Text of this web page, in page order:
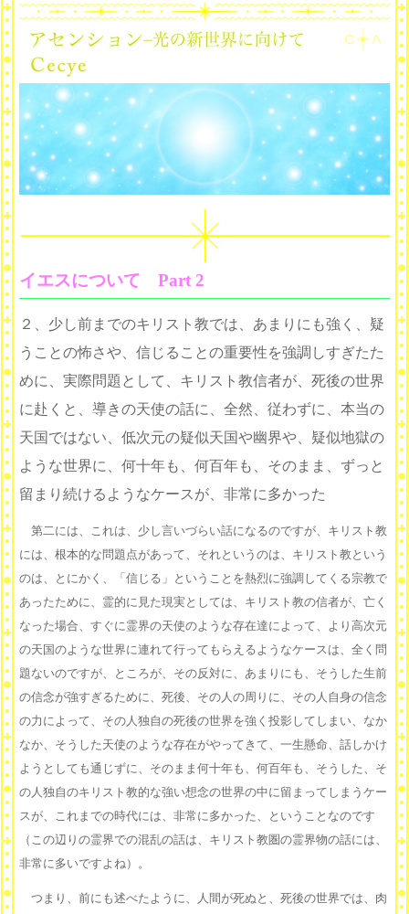
イエスについて Part 2
２、少し前までのキリスト教では、あまりにも強く、疑
うことの怖さや、信じることの重要性を強調しすぎたた
めに、実際問題として、キリスト教信者が、死後の世界
に赴くと、導きの天使の話に、全然、従わずに、本当の
天国ではない、低次元の疑似天国や幽界や、疑似地獄の
ような世界に、何十年も、何百年も、そのまま、ずっと
留まり続けるようなケースが、非常に多かった
第二には、これは、少し言いづらい話になるのですが、キリスト教
には、根本的な問題点があって、それというのは、キリスト教という
のは、とにかく、「信じる」ということを熱烈に強調してくる宗教で
あったために、霊的に見た現実としては、キリスト教の信者が、亡く
なった場合、すぐに霊界の天使のような存在達によって、より高次元
の天国のような世界に連れて行ってもらえるようなケースは、全く問
題ないのですが、ところが、その反対に、あまりにも、そうした生前
の信念が強すぎるために、死後、その人の周りに、その人自身の信念
の力によって、その人独自の死後の世界を強く投影してしまい、なか
なか、そうした天使のような存在がやってきて、一生懸命、話しかけ
ようとしても通じずに、そのまま何十年も、何百年も、そうした、そ
の人独自のキリスト教的な強い想念の世界の中に留まってしまうケー
スが、これまでの時代には、非常に多かった、ということなのです
（この辺りの霊界での混乱の話は、キリスト教圏の霊界物の話には、
非常に多いですよね）。
つまり、前にも述べたように、人間が死ぬと、死後の世界では、肉